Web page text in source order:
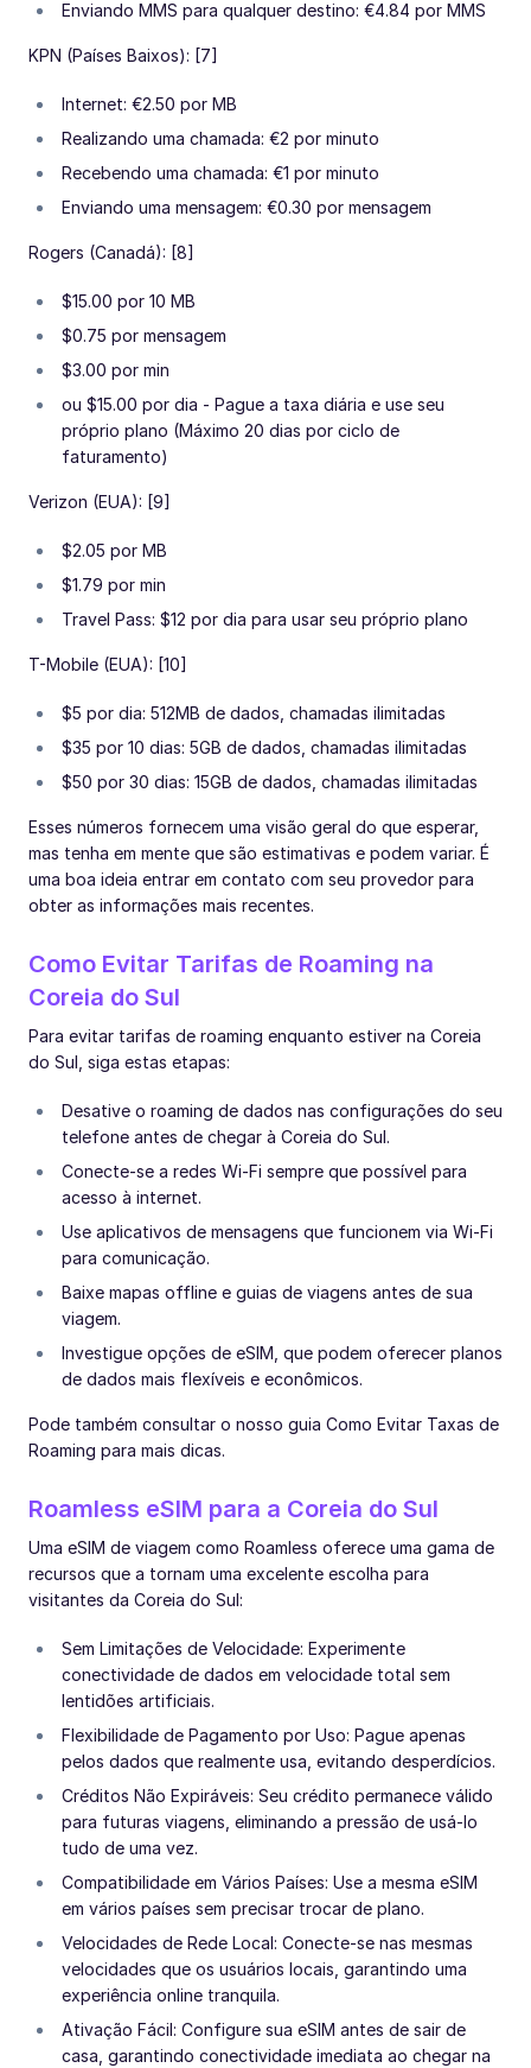
Enviando MMS para qualquer destino: €4.84 por MMS
KPN (Países Baixos): [7]
Internet: €2.50 por MB
Realizando uma chamada: €2 por minuto
Recebendo uma chamada: €1 por minuto
Enviando uma mensagem: €0.30 por mensagem
Rogers (Canadá): [8]
$15.00 por 10 MB
$0.75 por mensagem
$3.00 por min
ou $15.00 por dia - Pague a taxa diária e use seu
próprio plano (Máximo 20 dias por ciclo de
faturamento)
Verizon (EUA): [9]
$2.05 por MB
$1.79 por min
Travel Pass: $12 por dia para usar seu próprio plano
T-Mobile (EUA): [10]
$5 por dia: 512MB de dados, chamadas ilimitadas
$35 por 10 dias: 5GB de dados, chamadas ilimitadas
$50 por 30 dias: 15GB de dados, chamadas ilimitadas
Esses números fornecem uma visão geral do que esperar,
mas tenha em mente que são estimativas e podem variar. É
uma boa ideia entrar em contato com seu provedor para
obter as informações mais recentes.
Como Evitar Tarifas de Roaming na
Coreia do Sul
Para evitar tarifas de roaming enquanto estiver na Coreia
do Sul, siga estas etapas:
Desative o roaming de dados nas configurações do seu
telefone antes de chegar à Coreia do Sul.
Conecte-se a redes Wi-Fi sempre que possível para
acesso à internet.
Use aplicativos de mensagens que funcionem via Wi-Fi
para comunicação.
Baixe mapas offline e guias de viagens antes de sua
viagem.
Investigue opções de eSIM, que podem oferecer planos
de dados mais flexíveis e econômicos.
Pode também consultar o nosso guia Como Evitar Taxas de
Roaming para mais dicas.
Roamless eSIM para a Coreia do Sul
Uma eSIM de viagem como Roamless oferece uma gama de
recursos que a tornam uma excelente escolha para
visitantes da Coreia do Sul:
Sem Limitações de Velocidade: Experimente
conectividade de dados em velocidade total sem
lentidões artificiais.
Flexibilidade de Pagamento por Uso: Pague apenas
pelos dados que realmente usa, evitando desperdícios.
Créditos Não Expiráveis: Seu crédito permanece válido
para futuras viagens, eliminando a pressão de usá-lo
tudo de uma vez.
Compatibilidade em Vários Países: Use a mesma eSIM
em vários países sem precisar trocar de plano.
Velocidades de Rede Local: Conecte-se nas mesmas
velocidades que os usuários locais, garantindo uma
experiência online tranquila.
Ativação Fácil: Configure sua eSIM antes de sair de
casa, garantindo conectividade imediata ao chegar na